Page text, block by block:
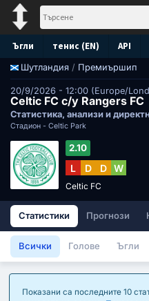
Ъгли тенис (EN) API
Шутландия / Премиършип
20/9/2026 - 12:00 (Europe/
Celtic FC с/у Rangers FC
Статистика, анализи и
Стадион - Celtic Park
2.10
L D D W
Celtic FC
Статистики Прогнози
Всички Голове Ъгли
Показани са последните 10